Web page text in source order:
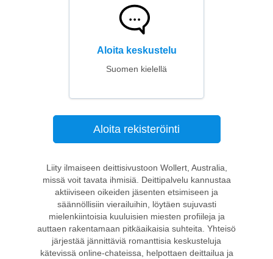
Aloita keskustelu
Suomen kielellä
Aloita rekisteröinti
Liity ilmaiseen deittisivustoon Wollert, Australia,
missä voit tavata ihmisiä. Deittipalvelu kannustaa
aktiiviseen oikeiden jäsenten etsimiseen ja
säännöllisiin vierailuihin, löytäen sujuvasti
mielenkiintoisia kuuluisien miesten profiileja ja
auttaen rakentamaan pitkäaikaisia suhteita. Yhteisö
järjestää jännittäviä romanttisia keskusteluja
kätevissä online-chateissa, helpottaen deittailua ja